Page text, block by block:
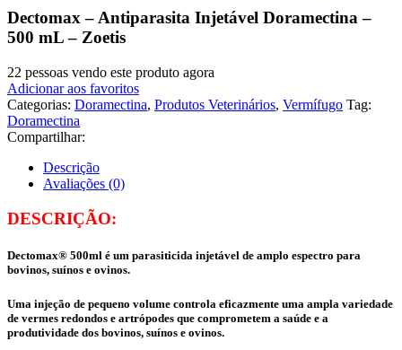
Dectomax – Antiparasita Injetável Doramectina –
500 mL – Zoetis
22 pessoas vendo este produto agora
Adicionar aos favoritos
Categorias: Doramectina, Produtos Veterinários, Vermífugo Tag:
Doramectina
Compartilhar:
Descrição
Avaliações (0)
DESCRIÇÃO:
Dectomax® 500ml é um parasiticida injetável de amplo espectro para
bovinos, suínos e ovinos.
Uma injeção de pequeno volume controla eficazmente uma ampla variedade
de vermes redondos e artrópodes que comprometem a saúde e a
produtividade dos bovinos, suínos e ovinos.